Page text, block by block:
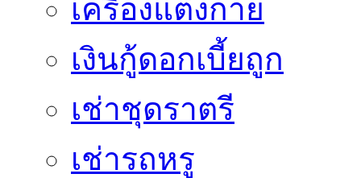
เครื่องแต่งกาย
เงินกู้ดอกเบี้ยถูก
เช่าชุดราตรี
เช่ารถหรู